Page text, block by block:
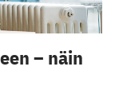
– näin